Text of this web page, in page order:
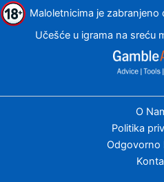
Maloletnicima je zabranjeno
Učešće u igrama na sreću
O
Politika
Odgovorno